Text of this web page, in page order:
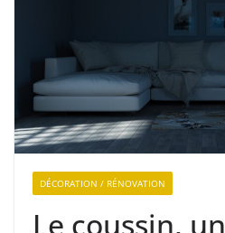
DÉCORATION / RÉNOVATION
Le coussin, un